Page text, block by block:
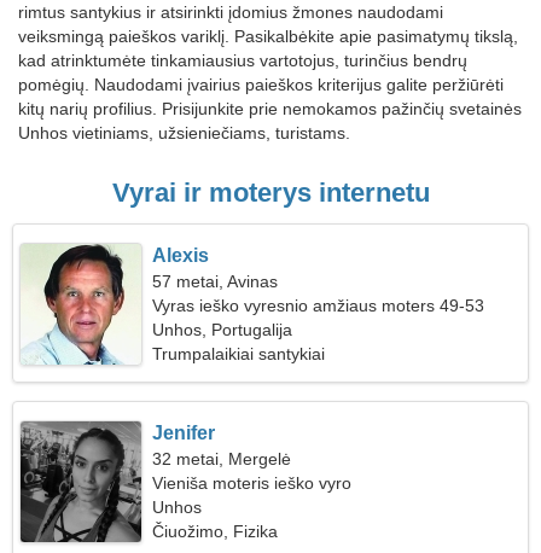
rimtus santykius ir atsirinkti įdomius žmones naudodami
veiksmingą paieškos variklį. Pasikalbėkite apie pasimatymų tikslą,
kad atrinktumėte tinkamiausius vartotojus, turinčius bendrų
pomėgių. Naudodami įvairius paieškos kriterijus galite peržiūrėti
kitų narių profilius. Prisijunkite prie nemokamos pažinčių svetainės
Unhos vietiniams, užsieniečiams, turistams.
Vyrai ir moterys internetu
Alexis
57 metai, Avinas
Vyras ieško vyresnio amžiaus moters 49-53
Unhos, Portugalija
Trumpalaikiai santykiai
Jenifer
32 metai, Mergelė
Vieniša moteris ieško vyro
Unhos
Čiuožimo, Fizika